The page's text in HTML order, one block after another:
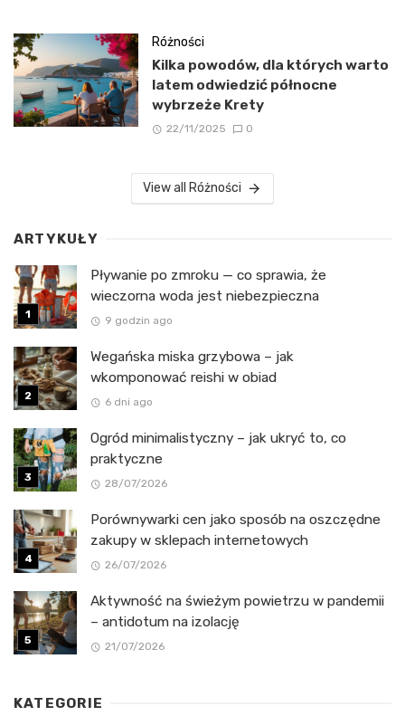
Różności
Kilka powodów, dla których warto
latem odwiedzić północne
wybrzeże Krety
22/11/2025 0
View all Różności
ARTYKUŁY
Pływanie po zmroku — co sprawia, że
wieczorna woda jest niebezpieczna
9 godzin ago
Wegańska miska grzybowa – jak
wkomponować reishi w obiad
6 dni ago
Ogród minimalistyczny – jak ukryć to, co
praktyczne
28/07/2026
Porównywarki cen jako sposób na oszczędne
zakupy w sklepach internetowych
26/07/2026
Aktywność na świeżym powietrzu w pandemii
– antidotum na izolację
21/07/2026
KATEGORIE